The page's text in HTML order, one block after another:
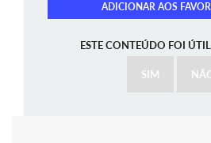
ADICIONAR AOS
ESTE CONTEÚDO FOI
SIM